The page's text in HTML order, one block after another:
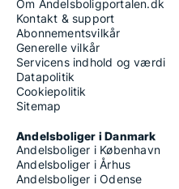
Om Andelsboligportalen.dk
Kontakt & support
Abonnementsvilkår
Generelle vilkår
Servicens indhold og værdi
Datapolitik
Cookiepolitik
Sitemap
Andelsboliger i Danmark
Andelsboliger i København
Andelsboliger i Århus
Andelsboliger i Odense